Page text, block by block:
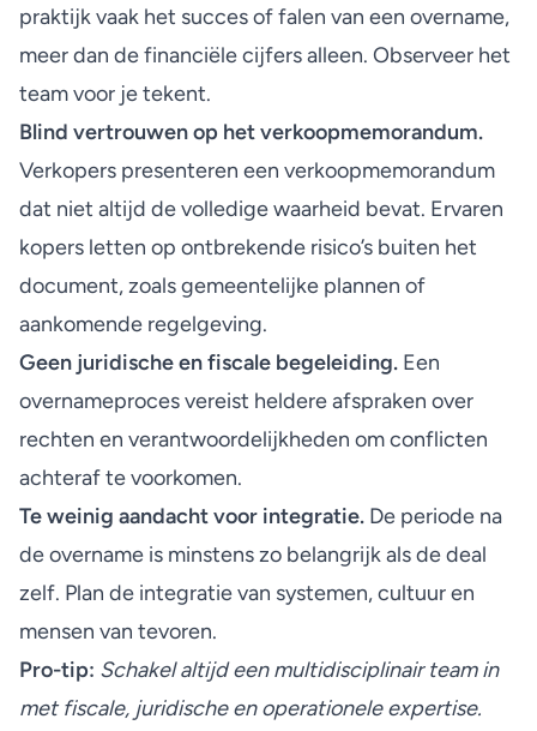
praktijk vaak het succes of falen van een overname,
meer dan de financiële cijfers alleen. Observeer het
team voor je tekent.
Blind vertrouwen op het verkoopmemorandum.
Verkopers presenteren een verkoopmemorandum
dat niet altijd de volledige waarheid bevat. Ervaren
kopers letten op ontbrekende risico’s buiten het
document, zoals gemeentelijke plannen of
aankomende regelgeving.
Geen juridische en fiscale begeleiding. Een
overnameproces vereist heldere afspraken over
rechten en verantwoordelijkheden om conflicten
achteraf te voorkomen.
Te weinig aandacht voor integratie. De periode na
de overname is minstens zo belangrijk als de deal
zelf. Plan de integratie van systemen, cultuur en
mensen van tevoren.
Pro-tip: Schakel altijd eenmultidisciplinair teamin
met fiscale, juridische en operationele expertise.